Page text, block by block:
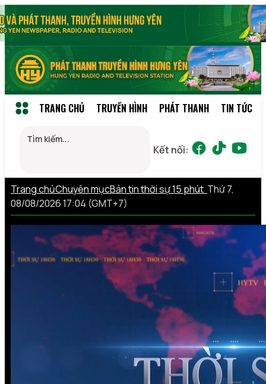
TRANG CHỦ TRUYỀN HÌNH PHÁT THANH TIN TỨC
Kết nối:
Trang chủChuyên mụcBản tin thời sự 15 phút Thứ 7,
08/08/2026 17:04 (GMT+7)